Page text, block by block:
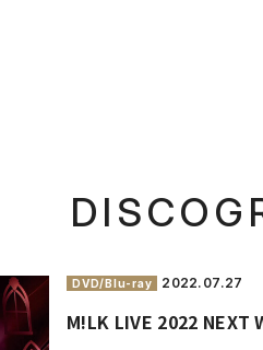
DVD/Blu-ray 2022. 07.27
M!LK LIVE 2022 NEXT